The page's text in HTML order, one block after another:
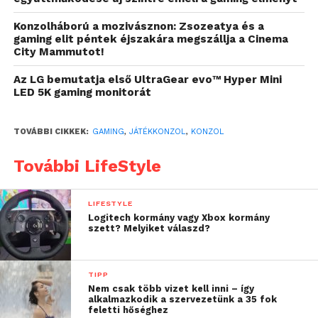
végzik el ezt a feladatot.
Nekik ez rutinmunka, amit akár 1-2 nap alatt
elvégeznek megfizethető áron. Az ügyfelek
számíthatnak arra, hogy a konzoljaik újra teljes
erőbedobással működnek, így a következő
más karbantartási lehetőség is létezik? Van mód a
Például a Basic Refox vagy a tartós ShieldUp fóliák
közül választhatsz.
Ezek a kiegészítők megóvják a képernyőt, így
megőrizve annak állapotát. A kijelző mellett a
konzolok szoftveres javítása is fontos. Bár sokan
hajlamosak figyelmen kívül hagyni, ezek az
Konzolháború a mozivásznon: Zsozeatya és a
gaming elit péntek éjszakára megszállja a Cinema
City Mammutot!
Az LG bemutatja első UltraGear evo™ Hyper Mini
LED 5K gaming monitorát
TOVÁBBI CIKKEK: GAMING, JÁTÉKKONZOL, KONZOL
További LifeStyle
LIFESTYLE
Logitech kormány vagy Xbox kormány
szett? Melyiket válaszd?
TIPP
Nem csak több vizet kell inni – így
alkalmazkodik a szervezetünk a 35 fok
feletti hőséghez